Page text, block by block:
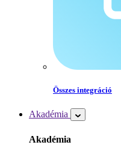
Összes integráció
Akadémia
Akadémia